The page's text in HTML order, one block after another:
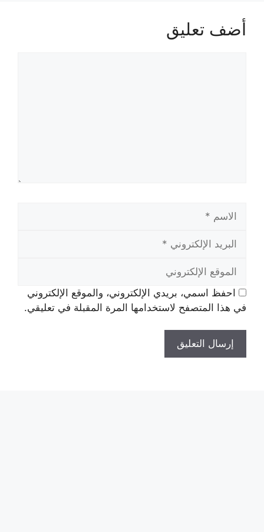
أضف تعليق
الإلكتروني
الإلكتروني
احفظ اسمي، بريدي الإلكتروني، والموقع الإلكتروني
في هذا المتصفح لاستخدامها المرة المقبلة في تعليقي.